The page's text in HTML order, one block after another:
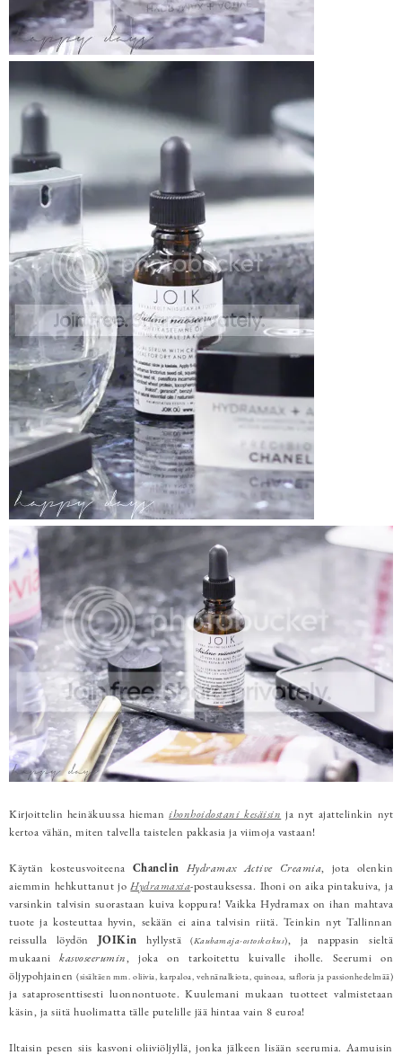
Kirjoittelin heinäkuussa hiemanihonhoidostani kesäisin ja nyt ajattelinkin nyt
kertoa vähän, miten talvella taistelen pakkasia ja viimoja vastaan!
Käytän kosteusvoiteena Chanelin Hydramax Active Creamia, jota olenkin
aiemmin hehkuttanut joHydramaxia-postauksessa. Ihoni on aika pintakuiva, ja
varsinkin talvisin suorastaan kuiva koppura! Vaikka Hydramax on ihan mahtava
tuote ja kosteuttaa hyvin, sekään ei aina talvisin riitä. Teinkin nyt Tallinnan
reissulla löydön
JOIKin hyllystä(Kaubamaja-ostoskeskus), ja nappasin sieltä
mukaanikasvoseerumin, joka on tarkoitettu kuivalle iholle. Seerumi on
öljypohjainen(sisältäen mm. oliivia, karpaloa, vehnänalkiota, quinoaa, safloria ja passionhedelmää)
ja sataprosenttisesti luonnontuote. Kuulemani mukaan tuotteet valmistetaan
käsin, ja siitä huolimatta tälle putelille jää hintaa vain 8 euroa!
Iltaisin pesen siis kasvoni oliiviöljyllä, jonka jälkeen lisään seerumia. Aamuisin